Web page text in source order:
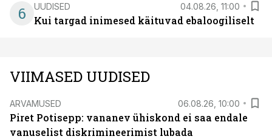
6 UUDISED 04.08.26, 11:00
Kui targad inimesed käituvad ebaloogiliselt
VIIMASED UUDISED
ARVAMUSED 06.08.26, 10:00
Piret Potisepp: vananev ühiskond ei saa endale
vanuselist diskrimineerimist lubada